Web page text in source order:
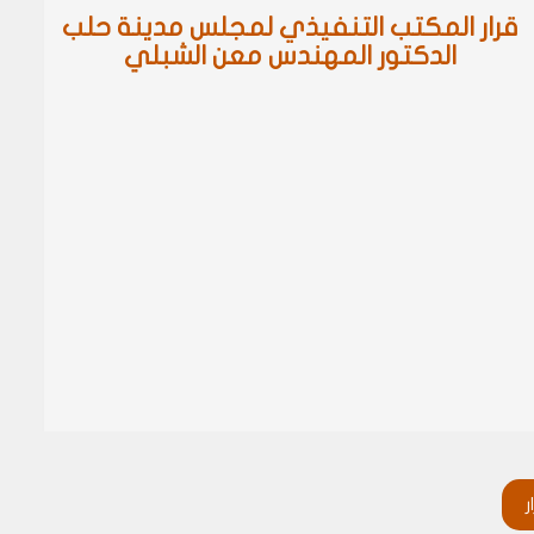
قرار المكتب التنفيذي لمجلس مدينة حلب
الدكتور المهندس معن الشبلي